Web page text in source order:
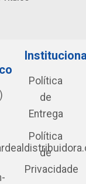
Política
de
Entrega
Política
de
Privacidade